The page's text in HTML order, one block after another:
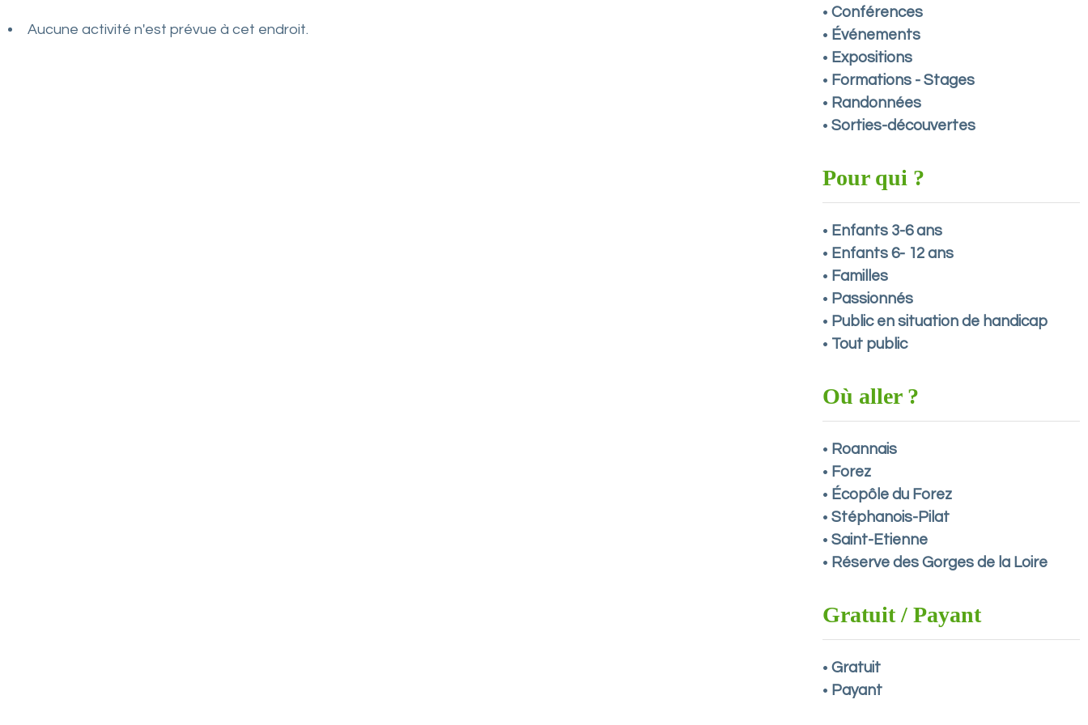
L
Aucune activité n'est prévue à cet endroit.
•Conférences
• Événements
• Expositions
• Formations - Stages
• Randonnées
•Sorties-découvertes
Pour qui ?
• Enfants 3-6 ans
• Enfants 6- 12 ans
• Familles
• Passionnés
• Public en situation de handicap
• Tout public
Où aller ?
• Roannais
• Forez
• Écopôle du Forez
•Stéphanois-Pilat
•Saint-Etienne
• Réserve des Gorges de la Loire
Gratuit / Payant
•Gratuit
• Payant